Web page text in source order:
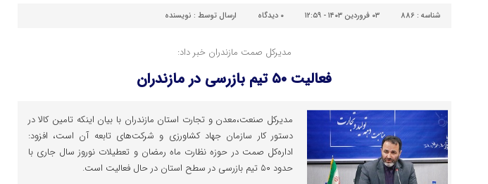
شناسه : 886 ۰۳ فروردین ۱۴۰۳ - ۱۲:۵۹ ۰ دیدگاه ارسال توسط : نویسنده
مدیرکل صمت مازندران خبر داد:
فعالیت ۵۰ تیم بازرسی در مازندران
مدیرکل صنعت،معدن و تجارت استان مازندران با بیان اینکه تامین کالا در
دستور کار سازمان جهاد کشاورزی و شرکت‌های تابعه آن است، افزود:
اداره‌کل صمت در حوزه نظارت ماه رمضان و تعطیلات نوروز سال جاری با
حدود ۵۰ تیم بازرسی در سطح استان در حال فعالیت است.